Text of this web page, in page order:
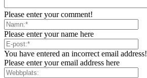
Please enter your comment!
Please enter your name here
You have entered an incorrect email address!
Please enter your email address here